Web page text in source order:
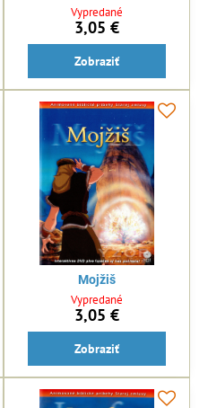
Vypredané
3,05 €
Zobraziť
Mojžiš
Vypredané
3,05 €
Zobraziť